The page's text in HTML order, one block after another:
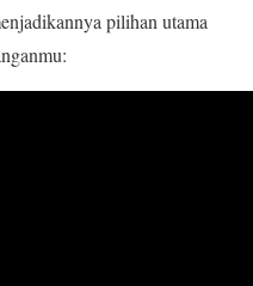
pilihan utama